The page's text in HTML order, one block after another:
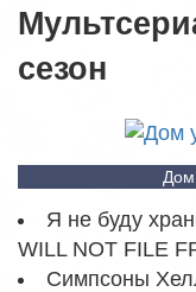
сезон
Дом
Я не буду
WILL NOT FILE
Симпсоны